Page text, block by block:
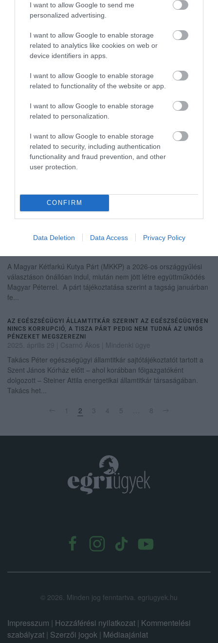
I want to allow Google to send me
personalized advertising.
I want to allow Google to enable storage
related to analytics like cookies on web or
device identifiers in apps.
I want to allow Google to enable storage
related to functionality of the website or app.
I want to allow Google to enable storage
related to personalization.
I want to allow Google to enable storage
related to security, including authentication
functionality and fraud prevention, and other
user protection.
CONFIRM
Data Deletion Data Access Privacy Policy
A nap folyamán írtunk arról, hogy Pajtók Gábor (Fidesz-KDNP)
országgyűlési képviselő szerint azért nem fejlődik a Heves
Vármegyei Markhot Ferenc Oktatókórház és Rendelőintézet, mert
a Tisza Pá...
KÓRHÁZFEJLESZTÉSEK ELMARADÁSÁÉRT, DE EGY FELÚJÍTOTT
KÓRHÁZNÁL
2025. április 23| Csarnó Ákos | Mindenki ügye
Takács Péter egészségügyi államtitkár szerdán sajtótájékoztatót
tartott a miskolci Velkey László Gyermekegészségügyi Központ
egészségügy fe...
ORBÁN VIKTOR: A TISZA PÁRT TAGJAI A NEMZET RÉSZEI, MINT A
BALSORS A HIMNUSZBAN
2025. április 24
Menczer Tamás fórumán szerdán. A miniszterelnök beszédében
arról beszélt, hogy a 2026-os választási kampány egy új politikai
térben zaj...
ÖNÁLLÓAN INDUL A KUTYAPÁRT 2026-BAN
A Magyar Kétfarkú Kutya Párt (MKKP) a 2026-os országgyűlési
választáson önállóan indul, miután nem jött létre együttműködés
Magyar Péterrel. A párt tájékoztatása szerint a tagság januárban
fe...
AZ EGÉSZSÉGÜGYI ÁLLAMTITKÁR SZERINT AZ EGÉSZSÉGÜGYBEN
NINCS KORRUPCIÓ, A TISZA PÁRT PEDIG NEM TUDNÁ AZ UNIÓS
PÉNZEKET MEGSZEREZNI
2025. április 29 | Csarnó Ákos | Mindenki ügye
Takács Péter egészségügyi államtitkár sajtótájékoztatót tartott a
Szent János Kórház előtt – ahol korábban főigazgatóként
dolgozott – Steiner Attila energetikai államtitkár társaságában.
Takács het...
2 3 4 5 8
© 2026. Minden jog fenntartva. egriugyek.hu
Impresszum | Hozzáférési nyilatkozat | Kommentelési
szabályzat | Szerzői jogok | Médiaajánlat